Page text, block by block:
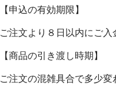
【申込の有効期限】
ご注文より８日以内にご
【商品の引き渡し時期】
ご注文の混雑具合で多少